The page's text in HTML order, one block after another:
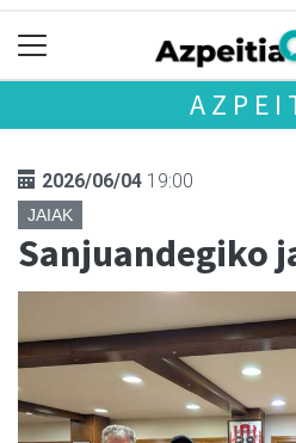
2026/06/04 19:00
JAIAK
Sanjuandegiko